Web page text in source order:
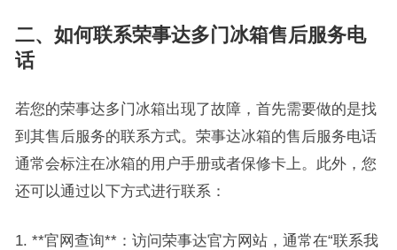
二、如何联系荣事达多门冰箱售后服务电
话
若您的荣事达多门冰箱出现了故障，首先需要做的是找
到其售后服务的联系方式。荣事达冰箱的售后服务电话
通常会标注在冰箱的用户手册或者保修卡上。此外，您
还可以通过以下方式进行联系：
1. **官网查询**：访问荣事达官方网站，通常在“联系我